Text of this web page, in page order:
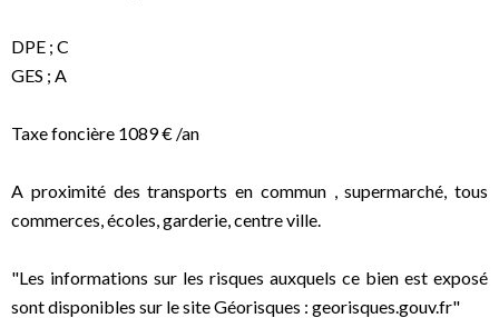
DPE ; C
GES ; A
Taxe foncière 1089 € /an
A proximité des transports en commun , supermarché, tous
commerces, écoles, garderie, centre ville.
"Les informations sur les risques auxquels ce bien est exposé
sont disponibles sur le site Géorisques : georisques.gouv.fr"